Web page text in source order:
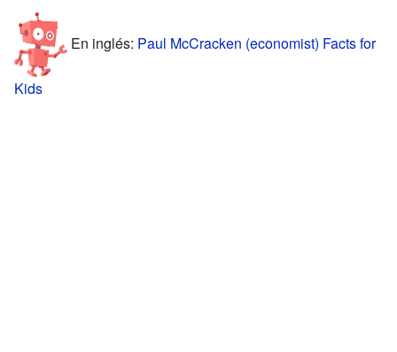
En inglés: Paul McCracken (economist) Facts for
Kids